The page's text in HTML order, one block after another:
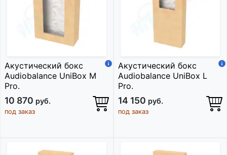
Акустический бокс
Audiobalance UniBox M
Pro.
10 870 руб.
под заказ
Акустический бокс
Audiobalance UniBox L
Pro.
14 150 руб.
под заказ